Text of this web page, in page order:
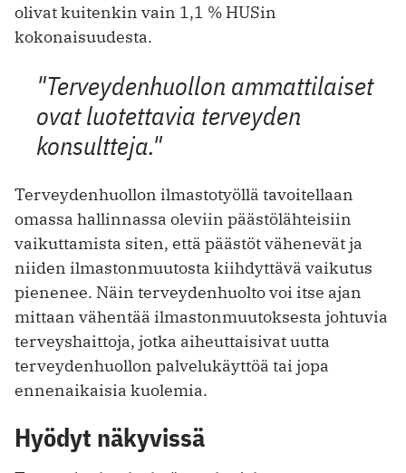
olivat kuitenkin vain 1,1 % HUSin
kokonaisuudesta.
"Terveydenhuollon ammattilaiset
ovat luotettavia terveyden
konsultteja."
Terveydenhuollon ilmastotyöllä tavoitellaan
omassa hallinnassa oleviin päästölähteisiin
vaikuttamista siten, että päästöt vähenevät ja
niiden ilmastonmuutosta kiihdyttävä vaikutus
pienenee. Näin terveydenhuolto voi itse ajan
mittaan vähentää ilmastonmuutoksesta johtuvia
terveyshaittoja, jotka aiheuttaisivat uutta
terveydenhuollon palvelukäyttöä tai jopa
ennenaikaisia kuolemia.
Hyödyt näkyvissä